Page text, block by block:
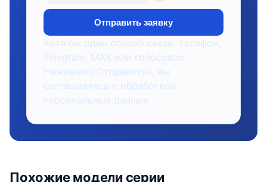
Отправить заявку
Хотя бы один способ связи: телефон,
Telegram, MAX или голосовое.
Нажимая «Отправить», вы
соглашаетесь с обработкой
персональных данных.
Похожие модели серии